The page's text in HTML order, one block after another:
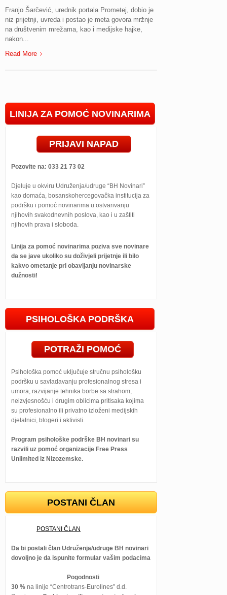
Franjo Šarčević, urednik portala Prometej, dobio je
niz prijetnji, uvreda i postao je meta govora mržnje
na društvenim mrežama, kao i medijske hajke,
nakon...
Read More
LINIJA ZA POMOĆ NOVINARIMA
PRIJAVI NAPAD
Pozovite na: 033 21 73 02
Djeluje u okviru Udruženja/udruge “BH Novinari”
kao domaća, bosanskohercegovačka institucija za
podršku i pomoć novinarima u ostvarivanju
njihovih svakodnevnih poslova, kao i u zaštiti
njihovih prava i sloboda.
Linija za pomoć novinarima poziva sve novinare
da se jave ukoliko su doživjeli prijetnje ili bilo
kakvo ometanje pri obavljanju novinarske
dužnosti!
PSIHOLOŠKA PODRŠKA
POTRAŽI POMOĆ
Psihološka pomoć uključuje stručnu psihološku
podršku u savladavanju profesionalnog stresa i
umora, razvijanje tehnika borbe sa strahom,
neizvjesnošću i drugim oblicima pritisaka kojima
su profesionalno ili privatno izloženi medijskih
djelatnici, blogeri i aktivisti.
Program psihološke podrške BH novinari su
razvili uz pomoć organizacije Free Press
Unlimited iz Nizozemske.
POSTANI ČLAN
POSTANI ČLAN
Da bi postali član Udruženja/udruge BH novinari
dovoljno je da ispunite formular vašim podacima
Pogodnosti
30 % na linije “Centrotrans-Eurolines” d.d.